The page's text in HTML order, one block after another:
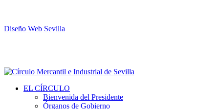
Diseño Web Sevilla
EL CÍRCULO
Bienvenida del Presidente
Órganos de Gobierno